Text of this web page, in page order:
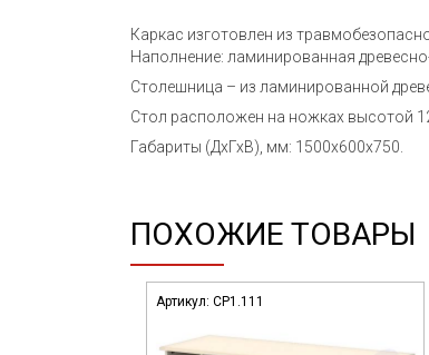
Каркас изготовлен из
Наполнение: ламинированная
Столешница – из ламинированной
Стол расположен на ножках высотой
Габариты (ДхГхВ), мм: 1500x600x750.
ПОХОЖИЕ ТОВАРЫ
Артикул:СР1.111